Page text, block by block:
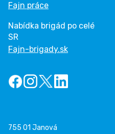
Fajn práce
Nabídka brigád po celé
SR
Fajn-brigady.sk
755 01 Janová